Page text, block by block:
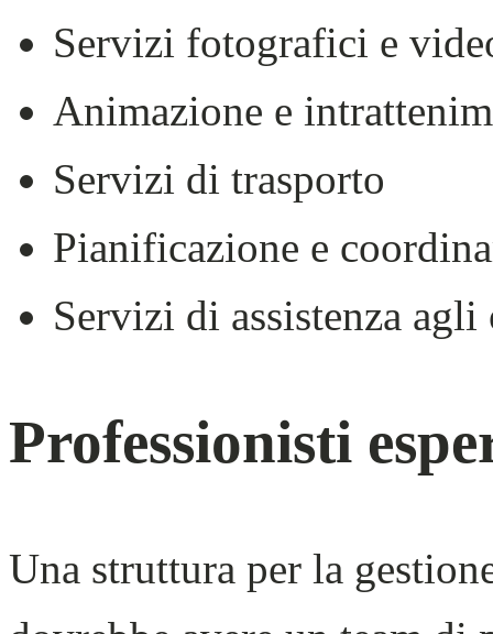
Servizi fotografici e
Animazione e
Servizi di trasporto
Pianificazione e
Servizi di assistenza
Professionisti
Una struttura per la